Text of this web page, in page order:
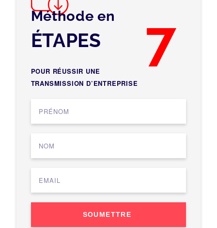
Méthode en 7
ÉTAPES
POUR RÉUSSIR UNE
TRANSMISSION D’ENTREPRISE
SOUMETTRE